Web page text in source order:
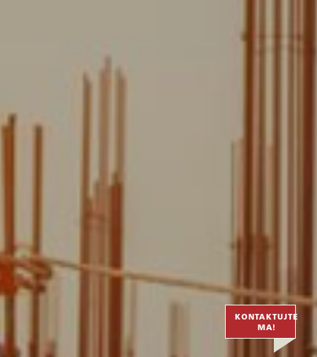
KONTAKTUJTE
MA!